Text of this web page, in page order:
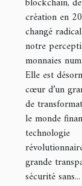
création en
changé
notre
monnaies
Elle est
cœur d’un
de
le monde
technologie
grande
sécurité sans...